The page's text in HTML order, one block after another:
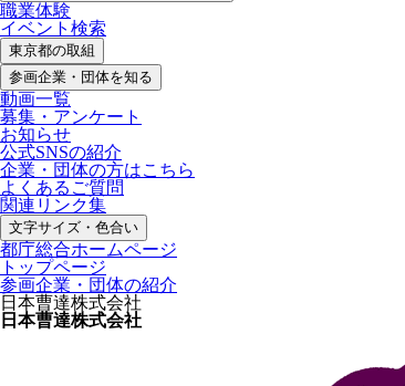
職業体験
イベント検索
東京都の取組
参画企業・ 団体を知る
動画一覧
募集・ アンケート
お知らせ
公式SNSの紹介
企業・団体の方はこちら
よくあるご質問
関連リンク集
文字サイズ・色合い
都庁総合ホームページ
トップページ
参画企業・団体の紹介
日本曹達株式会社
日本曹達株式会社